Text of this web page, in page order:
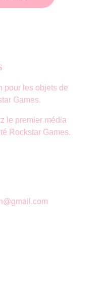
pour les objets de
Games.
le premier média
Rockstar Games.